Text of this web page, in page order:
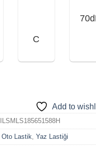
C
Add to
ILSMLS185651588H
Oto Lastik, Yaz Lastiği